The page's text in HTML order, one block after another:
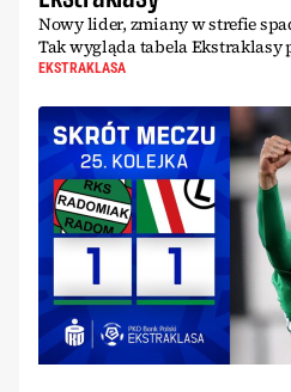
Nowy lider, zmiany w strefie
Tak wygląda tabela Ekstraklasy
EKSTRAKLASA